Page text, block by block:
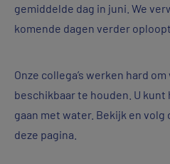
gemiddelde dag in juni. We
komende dagen verder oploopt.
Onze collega’s werken hard
beschikbaar te houden. U
gaan met water. Bekijk en
deze pagina.